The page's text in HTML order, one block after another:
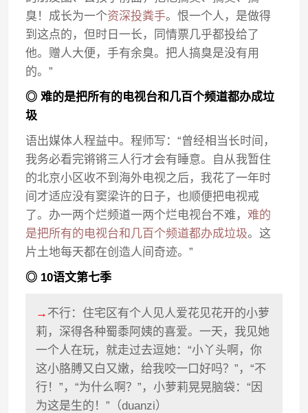
臭！成长为一个资深投粪手。恨一个人，是做得
到这点的，但时日一长，同情票几乎都投给了
他。赠人大便，手有余臭。把人搞臭是没有用
的。”
◎ 难的是把所有的电视台和几百个频道都办成垃
圾
语出媒体人程益中。程师写：“曾经相当长时间，
我务必看完锵锵三人行才会有睡意。自从我暂住
的北京小区收不到海外电视之后，我花了一年时
间才适应没有窦梁许的日子，也顺便把电视戒
了。办一两个烂频道一两个烂电视台不难，难的
是把所有的电视台和几百个频道都办成垃圾。这
片土地每天都在创造人间奇迹。”
◎ 10语文第七季
→ 不行：住宅区有个人见人爱花见花开的小萝
莉，深得各种蜀黍阿姨的喜爱。一天，我见她
一个人在玩，就走过去逗她：“小丫头啊，你
这小胳膊又白又嫩，给我咬一口好吗？”，“不
行！”，“为什么啊？”，小萝莉晃晃脑袋：“因
为这是生的！”（duanzi）